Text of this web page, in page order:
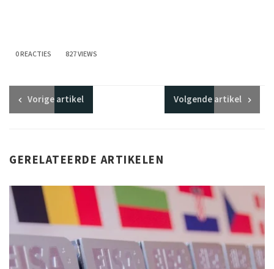
0 REACTIES 827 VIEWS
Vorigeartikel Volgendeartikel
GERELATEERDE ARTIKELEN